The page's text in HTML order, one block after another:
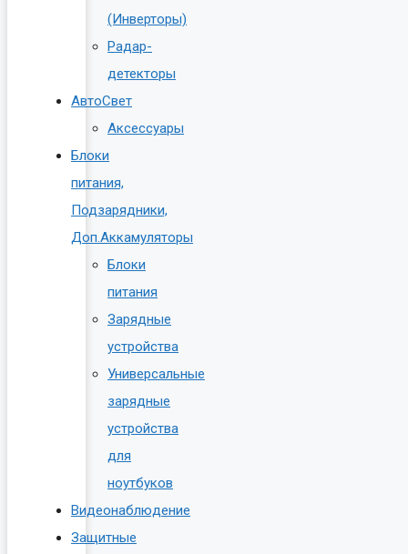
(Инверторы)
Радар-
детекторы
АвтоСвет
Аксессуары
Блоки
питания,
Подзарядники,
Доп.Аккамуляторы
Блоки
питания
Зарядные
устройства
Универсальные
зарядные
устройства
для
ноутбуков
Видеонаблюдение
Защитные